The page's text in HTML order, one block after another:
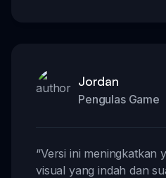
Jordan
Pengulas Game
“Versi ini meningkatkan
visual yang indah dan